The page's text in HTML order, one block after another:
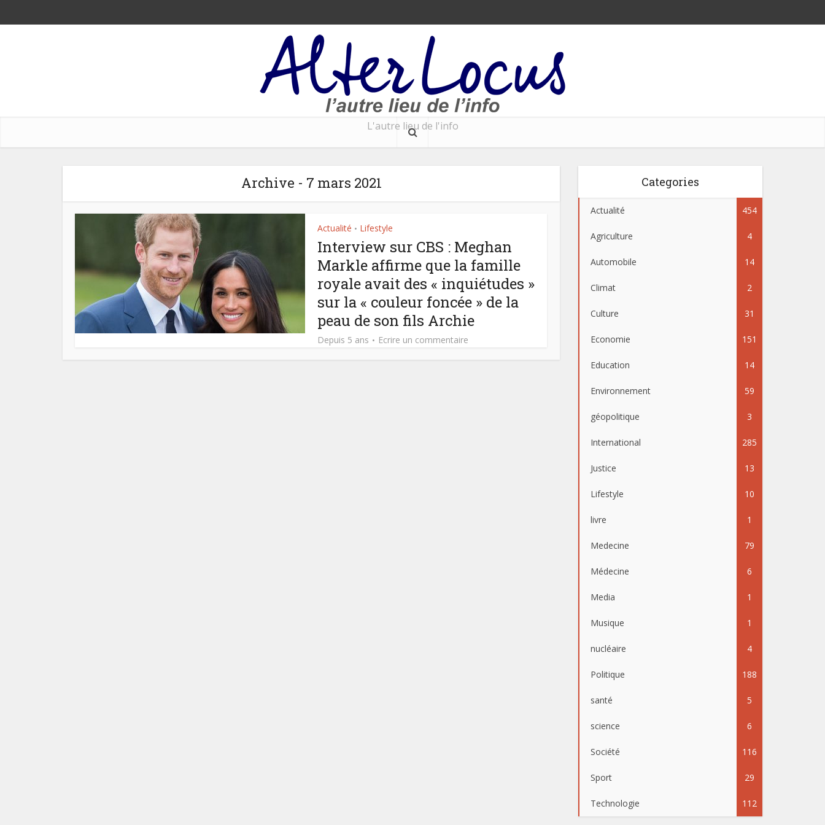
L'autre lieu de l'info
Archive - 7 mars 2021
Actualité • Lifestyle
Interview sur CBS : Meghan
Markle affirme que la famille
royale avait des « inquiétudes »
sur la « couleur foncée » de la
peau de son fils Archie
Depuis 5 ans Ecrire un commentaire
Categories
Actualité 454
Agriculture 4
Automobile 14
Climat 2
Culture 31
Economie 151
Education 14
Environnement 59
géopolitique 3
International 285
Justice 13
Lifestyle 10
livre 1
Medecine 79
Médecine 6
Media 1
Musique 1
nucléaire 4
Politique 188
santé 5
science 6
Société 116
Sport 29
Technologie 112